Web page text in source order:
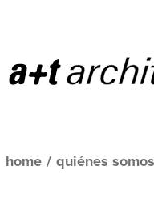
home / quiénes somos